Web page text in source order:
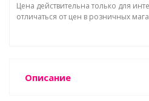
Цена действительна только для
отличаться от цен в розничных
Описание